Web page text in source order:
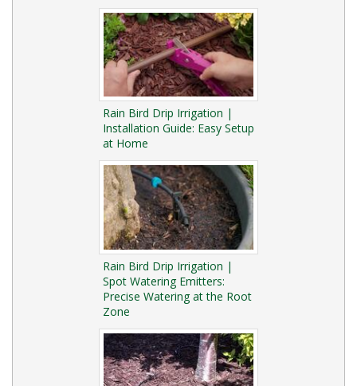
Rain Bird Drip Irrigation |
Installation Guide: Easy Setup
at Home
Rain Bird Drip Irrigation |
Spot Watering Emitters:
Precise Watering at the Root
Zone